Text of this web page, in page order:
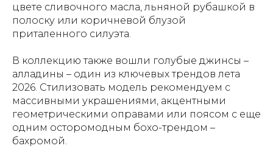
цвете сливочного масла, льняной рубашкой в
полоску или коричневой блузой
приталенного силуэта.
В коллекцию также вошли голубые джинсы –
алладины – один из ключевых трендов лета
2026. Стилизовать модель рекомендуем с
массивными украшениями, акцентными
геометрическими оправами или поясом с еще
одним осторомодным бохо-трендом –
бахромой.